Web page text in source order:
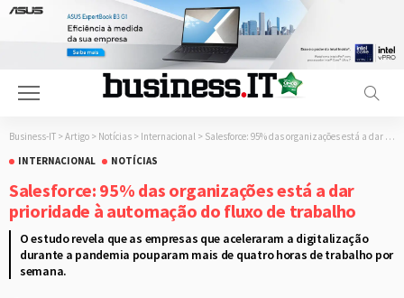
Business-IT > Artigo > Notícias > Internacional > Salesforce: 95% das organizações está a dar prioridade à automação do fluxo de trabalho
INTERNACIONAL
NOTÍCIAS
Salesforce: 95% das organizações está a dar
prioridade à automação do fluxo de trabalho
O estudo revela que as empresas que aceleraram a digitalização
durante a pandemia pouparam mais de quatro horas de trabalho por
semana.